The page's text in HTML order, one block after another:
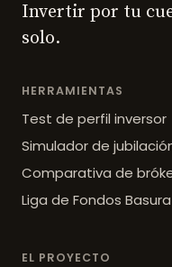
Invertir por tu
solo.
HERRAMIENTAS
Test de perfil inversor
Simulador de
Comparativa de
Liga de Fondos Basura
EL PROYECTO